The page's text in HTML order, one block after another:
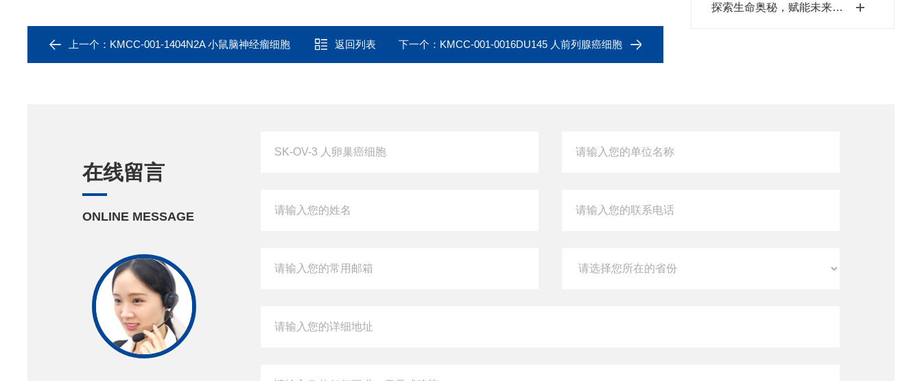
探索生命奥秘，赋能未来健康：细胞培养——现代生物医学研究的基石
上一个： KMCC-001-1404N2A 小鼠脑神经瘤细胞 返回列表 下一个： KMCC-001-0016DU145 人前列腺癌细胞
在线留言
ONLINE MESSAGE